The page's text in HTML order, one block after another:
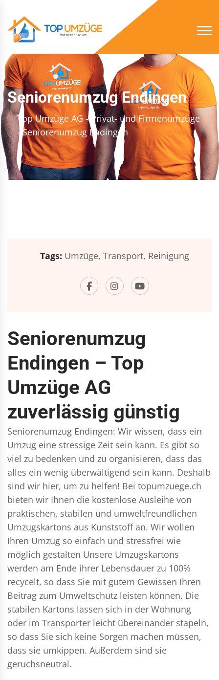
Seniorenumzug Endingen
Top Umzüge AG - Privat- und Firmenumzüge
- Seniorenumzug Endingen
Tags: Umzüge, Transport, Reinigung
Seniorenumzug
Endingen – Top
Umzüge AG
zuverlässig günstig
Seniorenumzug Endingen: Wir wissen, dass ein
Umzug eine stressige Zeit sein kann. Es gibt so
viel zu bedenken und zu organisieren, dass das
alles ein wenig überwältigend sein kann. Deshalb
sind wir hier, um zu helfen! Bei topumzuege.ch
bieten wir Ihnen die kostenlose Ausleihe von
praktischen, stabilen und umweltfreundlichen
Umzugskartons aus Kunststoff an. Wir wollen
Ihren Umzug so einfach und stressfrei wie
möglich gestalten Unsere Umzugskartons
werden am Ende ihrer Lebensdauer zu 100%
recycelt, so dass Sie mit gutem Gewissen Ihren
Beitrag zum Umweltschutz leisten können. Die
stabilen Kartons lassen sich in der Wohnung
oder im Transporter leicht übereinander stapeln,
so dass Sie sich keine Sorgen machen müssen,
dass sie umkippen. Außerdem sind sie
geruchsneutral.